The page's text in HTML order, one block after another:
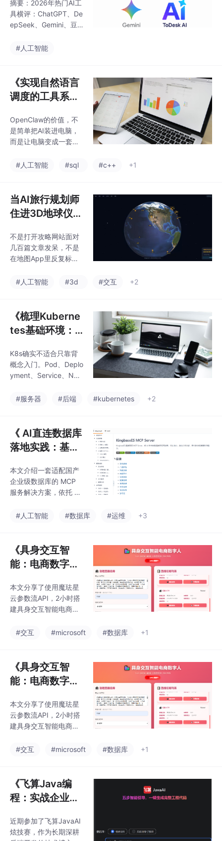
人。区别于带 LLM 对话
的复杂应用，本项目是
纯原生 JS（无框架、无
摘要：2026年热门AI工
具横评：ChatGPT、De
epSeek、Gemini、豆
文从功能、协作、创新
长创意与通用任务，适
合写作和编程；DeepS
eek在中文推理与分析
合Google生态，支持多
模态处理；豆包专注国
内办公自动化；ToDesk
可视化为亮点，适合团
#人工智能
《实现自然语言
调度的工具系
搭配cpolar打通
大模型与本地电
OpenClaw的价值，不
是简单把AI装进电脑，
而是让电脑变成一套可
具系统。模型负责理解
程连接，当这三部分真
正衔接起来以后，个人
AI助手才从“会聊天”，
#人工智能 #sql #c++ +1
当AI旅行规划师
住进3D地球仪：
身交互智能产品
设计全记录
不是打开攻略网站面对
几百篇文章发呆，不是
在地图App里反复标记
颗地球仪前，转动它，
伴告诉你：「这里3月
樱花最美，5天行程这
样安排，当地人有你不
#人工智能 #3d #交互 +2
《梳理Kuberne
tes基础环境：
完成集群初始
化》
K8s确实不适合只靠背
概念入门。Pod、Deplo
yment、Service、Nod
词，如果只看定义，很
个能工作的集群，再部
署一个最简单的应用，
看到它能被访问，后面
#服务器 #后端 #kubernetes +2
《 AI直连数据库
落地实践：基于
发工具与数据库
全链路运维分
本文介绍一套适配国产
企业级数据库的 MCP
服务解决方案，依托 M
与数据库之间搭建安全
具，覆盖库表结构查
询、SQL 执行与执行计
划解析、数据库健康巡
四大核心业务场景
#人工智能 #数据库 #运维 +3
《具身交互智
能：电商数字人
实战》
本文分享了使用魔珐星
云参数流API，2小时搭
建具身交互智能电商数
战经验。该平台以具身
播，AI智能带货，纯文
本输入自动生成直播话
术，约500ms响应，3
视频，为电商行业提供
低成本、可规模化的数
字人直播解决方案。
#交互 #microsoft #数据库 +1
《具身交互智
能：电商数字人
实战》
本文分享了使用魔珐星
云参数流API，2小时搭
建具身交互智能电商数
战经验。该平台以具身
播，AI智能带货，纯文
本输入自动生成直播话
术，约500ms响应，3
视频，为电商行业提供
低成本、可规模化的数
#交互 #microsoft #数据库 +1
《飞算Java编
程：实战企业员
系统》
近期参加了飞算JavaAI
炫技赛，作为长期深耕